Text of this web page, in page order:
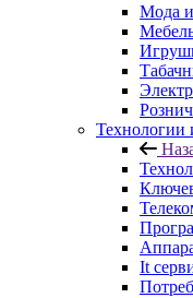
Мода и
Технологии
It